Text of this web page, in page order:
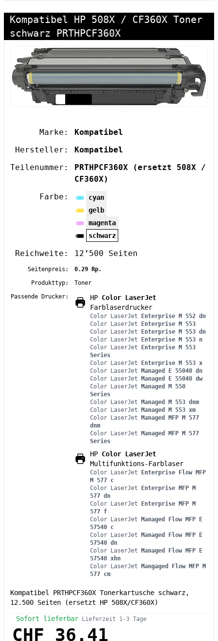
Kompatibel HP 508X / CF360X Toner
schwarz PRTHPCF360X
Marke:
Kompatibel
Hersteller:
Kompatibel
Teilenummer:
PRTHPCF360X
(ersetzt 508X /
CF360X)
Farbe:
cyan
gelb
magenta
schwarz
Reichweite: 12’500 Seiten
Seitenpreis:
0.29 Rp.
Produkttyp:
Toner
Passende Drucker:
HP Color LaserJet
Farblaserdrucker
Color LaserJet Enterprise M 552 dn
Color LaserJet Enterprise M 553
Color LaserJet Enterprise M 553 dn
Color LaserJet Enterprise M 553 n
Color LaserJet Enterprise M 553
Series
Color LaserJet Enterprise M 553 x
Color LaserJet Managed E 55040 dn
Color LaserJet Managed E 55040 dw
Color LaserJet Managed M 550
Series
Color LaserJet Managed M 553 dnm
Color LaserJet Managed M 553 xm
Color LaserJet Managed MFP M 577
dnm
Color LaserJet Managed MFP M 577
Series
HP Color LaserJet
Multifunktions-Farblaser
Color LaserJet Enterprise Flow MFP
M 577 c
Color LaserJet Enterprise MFP M
577 dn
Color LaserJet Enterprise MFP M
577 f
Color LaserJet Managed Flow MFP E
57540 c
Color LaserJet Managed Flow MFP E
57540 dn
Color LaserJet Managed Flow MFP E
57540 xhn
Color LaserJet Mangaged Flow MFP M
577 cm
Kompatibel PRTHPCF360X Tonerkartusche schwarz,
12.500 Seiten (ersetzt HP 508X/CF360X)
Sofort lieferbar Lieferzeit 1-3 Tage
CHF 36.41